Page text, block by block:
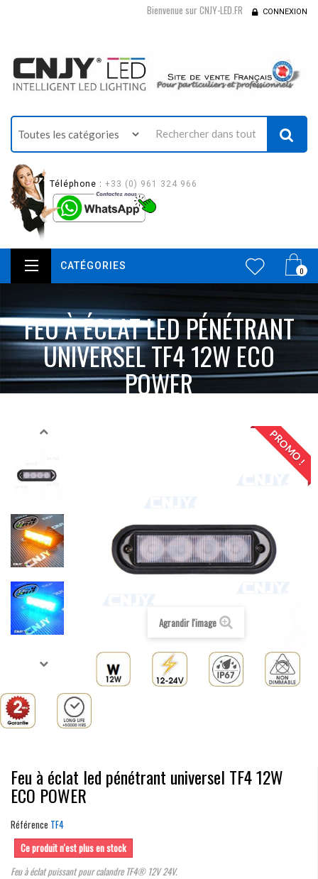
Bienvenue sur CNJY-LED.FR CONNEXION
Téléphone : +33 (0) 961 324 966
0
CATÉGORIES
FEU À ÉCLAT LED PÉNÉTRANT
UNIVERSEL TF4 12W ECO
POWER
ÉCLAT LED PÉNÉTRANT UNIVERSEL TF4 12W ECO POWER
PROMO !
Agrandir l'image
Feu à éclat led pénétrant universel TF4 12W
ECO POWER
Référence TF4
Ce produit n'est plus en stock
Feu à éclat puissant pour calandre TF4® 12V 24V.